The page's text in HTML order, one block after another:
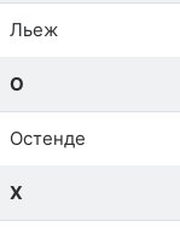
Льеж
О
Остенде
Х